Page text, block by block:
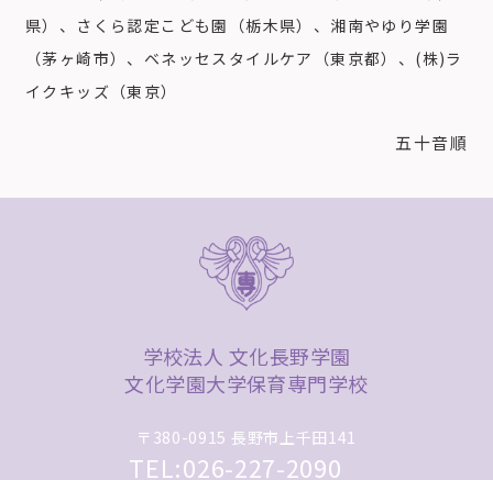
県）、さくら認定こども園（栃木県）、湘南やゆり学園
（茅ヶ崎市）、ベネッセスタイルケア（東京都）、(株)ラ
イクキッズ（東京）
五十音順
学校法人 文化長野学園
文化学園大学保育専門学校
〒380-0915 長野市上千田141
TEL:026-227-2090